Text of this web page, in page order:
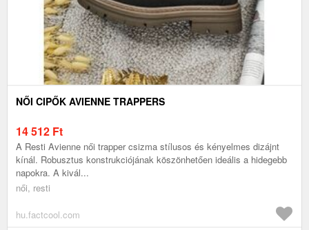
NŐI CIPŐK AVIENNE TRAPPERS
14 512 Ft
A Resti Avienne női trapper csizma stílusos és kényelmes dizájnt
kínál. Robusztus konstrukciójának köszönhetően ideális a hidegebb
napokra. A kivál...
női, resti
hu.factcool.com